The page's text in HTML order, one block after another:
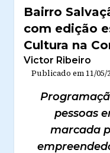
Bairro
com edição
Cultura na
Victor Ribeiro
Publicado em 11/05/
pessoas
marcada